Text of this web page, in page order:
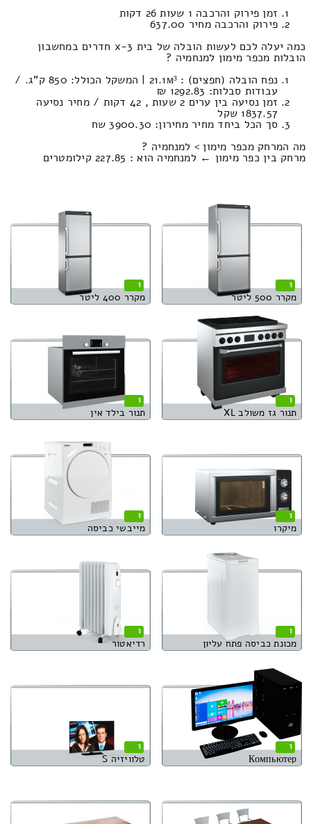
זמן פירוק והרכבה 1 שעות 26 דקות
פירוק והרכבה מחיר 637.00
כמה יעלה לכם לעשות הובלה של בית 3-x חדרים במחשבון
הובלות מכפר מימון למנחמיה ?
נפח הובלה (חפצים) : 21.1м³ | המשקל הכולל: 850 ק”ג. /
עבודות סבלות: 1292.83 ₪
זמן נסיעה בין ערים 2 שעות , 42 דקות / מחיר נסיעה
1837.57 שקל
סך הכל ביחד מחיר מחירון: 3900.30 שח
מה המרחק מכפר מימון > למנחמיה ?
מרחק בין כפר מימון ← למנחמיה הוא : 227.85 קילומטרים
1
מקרר 500 ליטר
1
מקרר 400 ליטר
1
תנור גז משולב XL
1
תנור בילד אין
1
מיקרו
1
מייבשי כביסה
1
מכונת כביסה פתח עליון
1
רדיאטור
1
Компьютер
1
טלוויזיה S